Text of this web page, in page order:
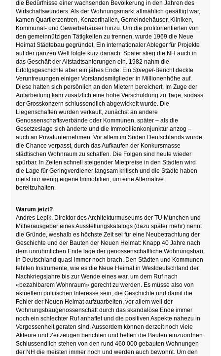
die Bedürfnisse einer wachsenden Bevölkerung in den Jahren des
Wirtschaftswunders. Als der Wohnungsmarkt allmählich gesättigt war,
kamen Quartierzentren, Konzerthallen, Gemeindehäuser, Kliniken,
Kommunal- und Gewerbehäuser hinzu. Um die profitorientierten von
den gemeinnützigen Tätigkeiten zu trennen, wurde 1969 die Neue
Heimat Städtebau gegründet. Ein internationaler Ableger für Projekte
auf der ganzen Welt folgte kurz danach. Später stieg die NH auch in
das Geschäft der Altstadtsanierungen ein. 1982 nahm die
Erfolgsgeschichte aber ein jähes Ende: EinSpiegel-Bericht deckte
Veruntreuungen einiger Vorstandsmitglieder in Millionenhöhe auf.
Diese hatten sich persönlich an den Mietern bereichert. Im Zuge der
Aufarbeitung kam zusätzlich eine hohe Verschuldung zu Tage, sodass
der Grosskonzern schlussendlich abgewickelt wurde. Die
Liegenschaften wurden verkauft, zunächst an andere
Genossenschaftsverbände oder Kommunen, später – als die
Gesetzeslage sich änderte und die Immobilienkonjunktur anzog –
auch an Privatunternehmen. Vor allem im Süden Deutschlands wurde
die Chance verpasst, durch das Aufkaufen der Konkursmasse
städtischen Wohnraum zu schaffen. Die Folgen sind heute wieder
spürbar. In Zeiten schnell steigender Mietpreise in den Städten wird
die Lage für Geringverdiener langsam kritisch und die Städte haben
meist nur wenig eigene Immobilien, um eine Alternative
bereitzuhalten.
Warum jetzt?
Andres Lepik, Direktor des Architekturmuseums der TU München und
Mitherausgeber eines Ausstellungskatalogs (dazu später mehr) nennt
die Gründe, weshalb es höchste Zeit sei für eine Neubetrachtung der
Geschichte und der Bauten der Neuen Heimat: Knapp 40 Jahre nach
dem unrühmlichen Ende läge der genossenschaftliche Wohnungsbau
in Deutschland quasi immer noch brach. Den Städten und Kommunen
fehlten Instrumente, wie es die Neue Heimat in Westdeutschland der
Nachkriegsjahre bis zur Wende eines war, um dem Ruf nach
«bezahlbarem Wohnraum» gerecht zu werden. Es müsse also von
aktuellem politischen Interesse sein, die Geschichte und damit die
Fehler der Neuen Heimat aufzuarbeiten, vor allem weil der
Wohnungsbaugenossenschaft durch das skandalöse Ende immer
noch ein schlechter Ruf anhaftet und die positiven Aspekte nahezu in
Vergessenheit geraten sind. Ausserdem können derzeit noch viele
Akteure und Zeitzeugen berichten und helfen die Bauten einzuordnen.
Schlussendlich stehen von den rund 460 000 gebauten Wohnungen
der NH die meisten immer noch und werden auch bewohnt. Um den